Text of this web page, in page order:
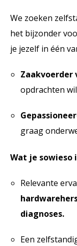
We zoeken
het bijzonder
je jezelf in één
Zaakvoerder
opdrachten
graag
Wat je sowieso
Relevante
diagnoses.
Een